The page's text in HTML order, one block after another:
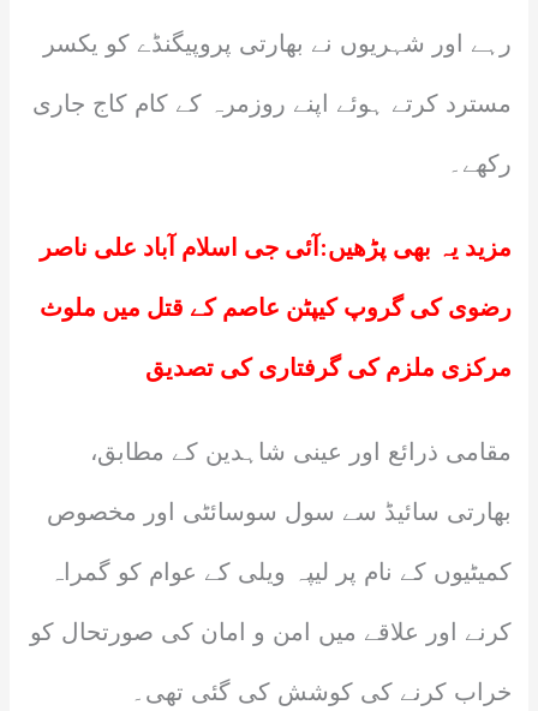
رہے اور شہریوں نے بھارتی پروپیگنڈے کو یکسر
مسترد کرتے ہوئے اپنے روزمرہ کے کام کاج جاری
رکھے۔
مزید یہ بھی پڑھیں: آئی جی اسلام آباد علی ناصر
رضوی کی گروپ کیپٹن عاصم کے قتل میں ملوث
مرکزی ملزم کی گرفتاری کی تصدیق
مقامی ذرائع اور عینی شاہدین کے مطابق،
بھارتی سائیڈ سے سول سوسائٹی اور مخصوص
کمیٹیوں کے نام پر لیپہ ویلی کے عوام کو گمراہ
کرنے اور علاقے میں امن و امان کی صورتحال کو
خراب کرنے کی کوشش کی گئی تھی۔